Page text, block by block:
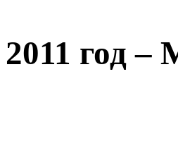
2011 год